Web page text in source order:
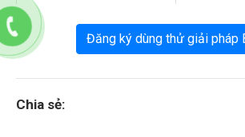
Đăng ký dùng thử giải pháp
Chia sẻ: